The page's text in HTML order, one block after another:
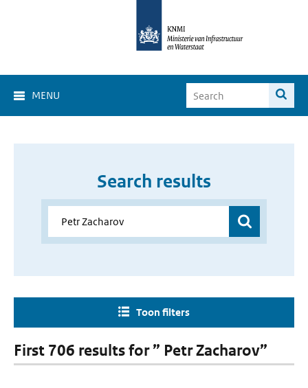
MENU
Search results
Toon filters
First 706 results for ” Petr Zacharov”